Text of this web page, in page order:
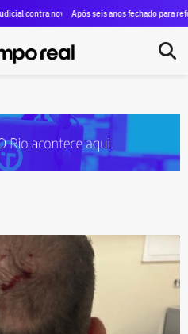
chega a R$ 2,1 milhões em bens; ex-
contra nove perfis no Instagram e pede a
Após seis anos fechado para